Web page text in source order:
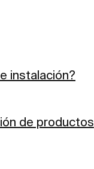
instalación?
de productos